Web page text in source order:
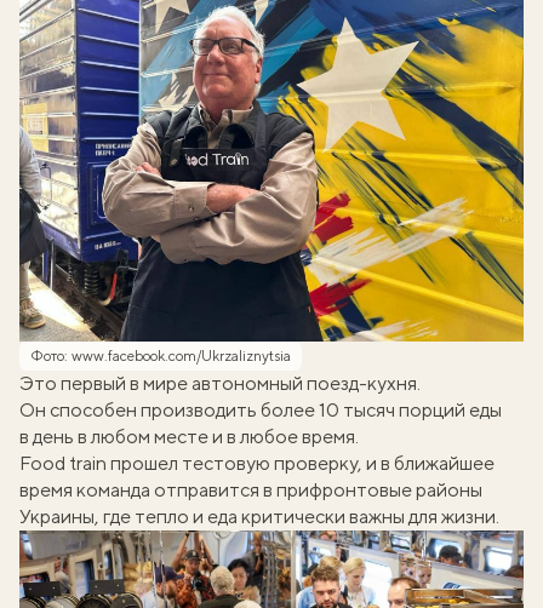
Фото: www.facebook.com/Ukrzaliznytsia
Это первый в мире автономный поезд-кухня.
Он способен производить более 10 тысяч порций еды
в день в любом месте и в любое время.
Food train прошел тестовую проверку, и в ближайшее
время команда отправится в прифронтовые районы
Украины, где тепло и еда критически важны для жизни.